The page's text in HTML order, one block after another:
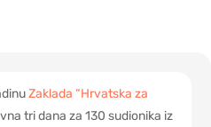
Zaklada “Hrvatska za
tri dana za 130 sudionika iz